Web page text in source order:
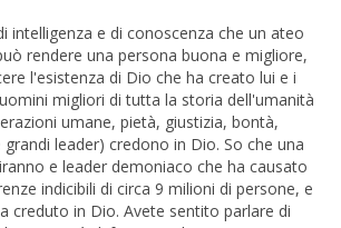
intelligenza e di conoscenza che un ateo
rendere una persona buona e migliore,
l'esistenza di Dio che ha creato lui e i
migliori di tutta la storia dell'umanità
umane, pietà, giustizia, bontà,
leader) credono in Dio. So che una
e leader demoniaco che ha causato
indicibili di circa 9 milioni di persone, e
creduto in Dio. Avete sentito parlare di